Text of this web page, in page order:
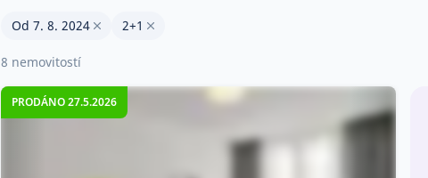
Od 7. 8. 2024 2+1
8 nemovitostí
PRODÁNO 27.5.2026